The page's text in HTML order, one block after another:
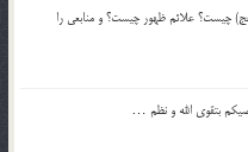
چيست؟ علائم ظهور چيست؟ و منابعي را
بتقوي الله و نظم …